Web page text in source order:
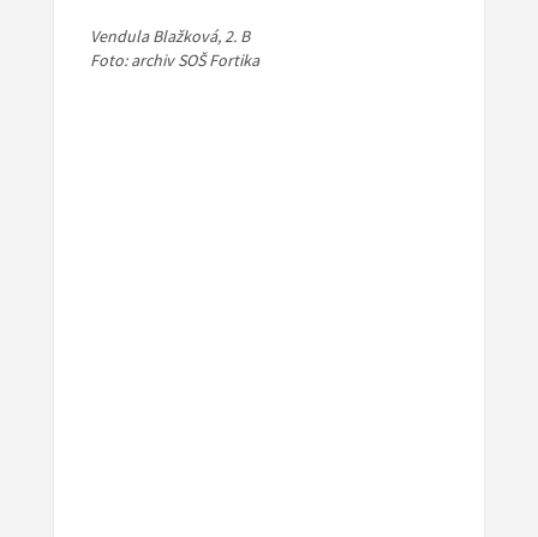
Vendula Blažková, 2. B
Foto: archiv SOŠ Fortika